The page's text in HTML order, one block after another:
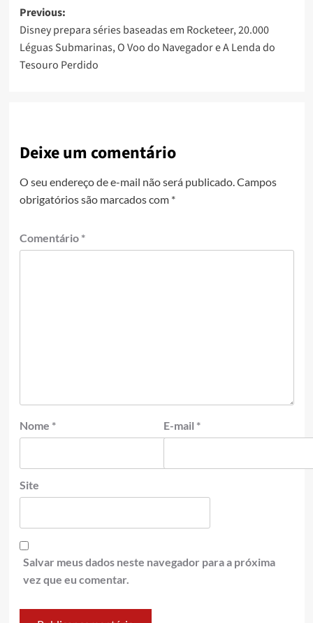
Previous:
Disney prepara séries baseadas em Rocketeer, 20.000
Léguas Submarinas, O Voo do Navegador e A Lenda do
Tesouro Perdido
Deixe um comentário
O seu endereço de e-mail não será publicado. Campos
obrigatórios são marcados com *
Comentário *
Nome * E-mail *
Site
Salvar meus dados neste navegador para a próxima
vez que eu comentar.